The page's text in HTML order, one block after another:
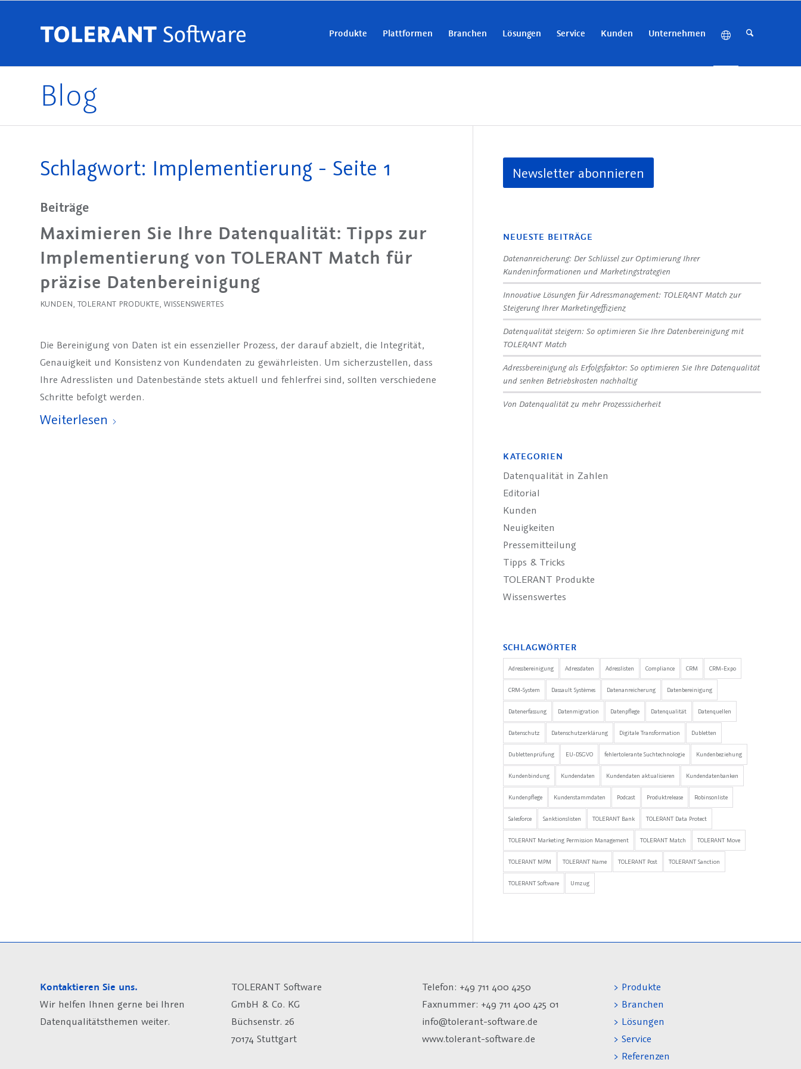
Produkte Plattformen Branchen Lösungen Service Kunden Unternehmen
Blog
Schlagwort: Implementierung - Seite 1
Beiträge
Maximieren Sie Ihre Datenqualität: Tipps zur
Implementierung von TOLERANT Match für
präzise Datenbereinigung
KUNDEN, TOLERANT PRODUKTE, WISSENSWERTES
Die Bereinigung von Daten ist ein essenzieller Prozess, der darauf abzielt, die Integrität,
Genauigkeit und Konsistenz von Kundendaten zu gewährleisten. Um sicherzustellen, dass
Ihre Adresslisten und Datenbestände stets aktuell und fehlerfrei sind, sollten verschiedene
Schritte befolgt werden.
Weiterlesen
Newsletter abonnieren
NEUESTE BEITRÄGE
Datenanreicherung: Der Schlüssel zur Optimierung Ihrer
Kundeninformationen und Marketingstrategien
Innovative Lösungen für Adressmanagement: TOLERANT Match zur
Steigerung Ihrer Marketingeffizienz
Datenqualität steigern: So optimieren Sie Ihre Datenbereinigung mit
TOLERANT Match
Adressbereinigung als Erfolgsfaktor: So optimieren Sie Ihre Datenqualität
und senken Betriebskosten nachhaltig
Von Datenqualität zu mehr Prozesssicherheit
KATEGORIEN
Datenqualität in Zahlen
Editorial
Kunden
Neuigkeiten
Pressemitteilung
Tipps & Tricks
TOLERANT Produkte
Wissenswertes
SCHLAGWÖRTER
Adressbereinigung Adressdaten Adresslisten Compliance CRM CRM-Expo
CRM-System Dassault Systèmes Datenanreicherung Datenbereinigung
Datenerfassung Datenmigration Datenpflege Datenqualität Datenquellen
Datenschutz Datenschutzerklärung Digitale Transformation Dubletten
Dublettenprüfung EU-DSGVO fehlertolerante Suchtechnologie Kundenbeziehung
Kundenbindung Kundendaten Kundendaten aktualisieren Kundendatenbanken
Kundenpflege Kundenstammdaten Podcast Produktrelease Robinsonliste
Salesforce Sanktionslisten TOLERANT Bank TOLERANT Data Protect
TOLERANT Marketing Permission Management TOLERANT Match TOLERANT Move
TOLERANT MPM TOLERANT Name TOLERANT Post TOLERANT Sanction
TOLERANT Software Umzug
Kontaktieren Sie uns.
Wir helfen Ihnen gerne bei Ihren
Datenqualitätsthemen weiter.
TOLERANT Software
GmbH & Co. KG
Büchsenstr. 26
70174 Stuttgart
Telefon: +49 711 400 4250
Faxnummer: +49 711 400 425 01
info@tolerant-software.de
www.tolerant-software.de
> Produkte
> Branchen
> Lösungen
> Service
> Referenzen